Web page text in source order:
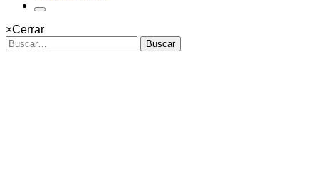
×Cerrar
Buscar